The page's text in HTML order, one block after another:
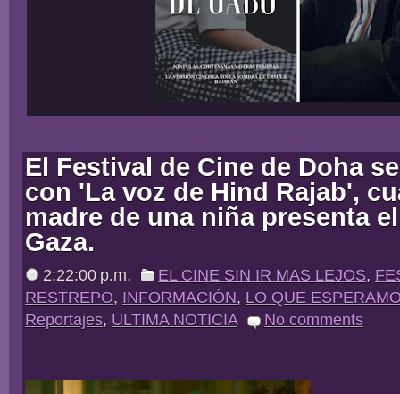
El Festival de Cine de Doha
con 'La voz de Hind Rajab',
madre de una niña presenta
Gaza.
2:22:00 p.m. EL CINE SIN IR MAS LEJOS,
RESTREPO, INFORMACIÓN, LO QUE
Reportajes, ULTIMA NOTICIA No comments